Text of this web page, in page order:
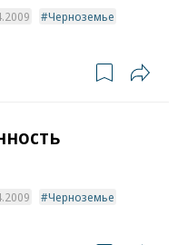
Черноземье
Черноземье